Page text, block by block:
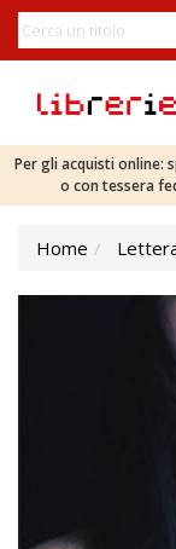
Per gli acquisti online:
o con tessera
Home